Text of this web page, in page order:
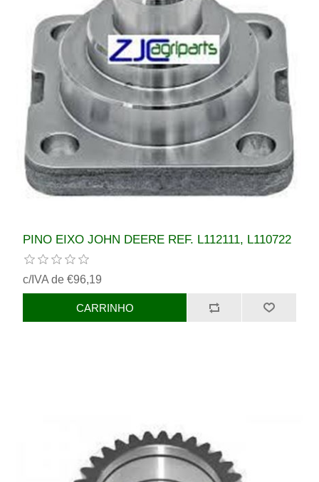
PINO EIXO JOHN DEERE REF. L112111, L110722
c/IVA de €96,19